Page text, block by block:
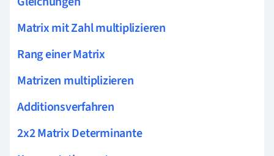
Matrix mit Zahl multiplizieren
Rang einer Matrix
Matrizen multiplizieren
Additionsverfahren
2x2 Matrix Determinante